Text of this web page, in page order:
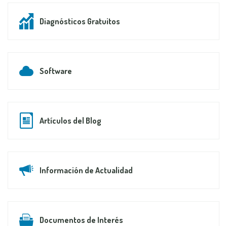
Diagnósticos Gratuitos
Software
Artículos del Blog
Información de Actualidad
Documentos de Interés